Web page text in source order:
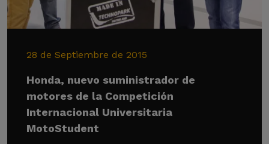
28 de Septiembre de 2015
Honda, nuevo suministrador de
motores de la Competición
Internacional Universitaria
MotoStudent